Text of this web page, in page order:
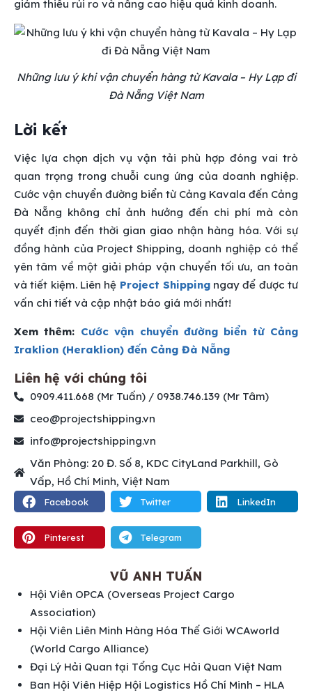
giảm thiểu rủi ro và nâng cao hiệu quả kinh doanh.
Những lưu ý khi vận chuyển hàng từ Kavala – Hy Lạp đi
Đà Nẵng Việt Nam
Lời kết
Việc lựa chọn dịch vụ vận tải phù hợp đóng vai trò
quan trọng trong chuỗi cung ứng của doanh nghiệp.
Cước vận chuyển đường biển từ Cảng Kavala đến Cảng
Đà Nẵng không chỉ ảnh hưởng đến chi phí mà còn
quyết định đến thời gian giao nhận hàng hóa. Với sự
đồng hành của Project Shipping, doanh nghiệp có thể
yên tâm về một giải pháp vận chuyển tối ưu, an toàn
và tiết kiệm. Liên hệ Project Shippingngay để được tư
vấn chi tiết và cập nhật báo giá mới nhất!
Xem thêm: Cước vận chuyển đường biển từ Cảng
Iraklion (Heraklion) đến Cảng Đà Nẵng
Liên hệ với chúng tôi
0909.411.668 (Mr Tuấn) / 0938.746.139 (Mr Tâm)
ceo@projectshipping.vn
info@projectshipping.vn
Văn Phòng: 20 Đ. Số 8, KDC CityLand Parkhill, Gò
Vấp, Hồ Chí Minh, Việt Nam
Facebook Twitter LinkedIn
Pinterest Telegram
VŨ ANH TUẤN
Hội Viên OPCA (Overseas Project Cargo
Association)
Hội Viên Liên Minh Hàng Hóa Thế Giới WCAworld
(World Cargo Alliance)
Đại Lý Hải Quan tại Tổng Cục Hải Quan Việt Nam
Ban Hội Viên Hiệp Hội Logistics Hồ Chí Minh – HLA